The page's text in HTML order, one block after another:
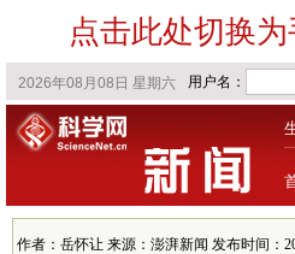
点击此处切换
作者：岳怀让 来源：澎湃新闻 发布时间：